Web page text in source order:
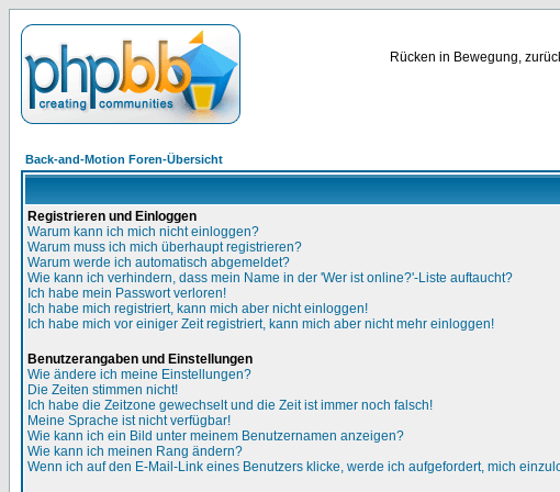
Rücken in Bewegung,
Back-and-Motion Foren-Übersicht
Registrieren und Einloggen
Warum kann ich mich nicht einloggen?
Warum muss ich mich überhaupt registrieren?
Warum werde ich automatisch abgemeldet?
Wie kann ich verhindern, dass mein Name in der 'Wer ist online?'-Liste auftaucht?
Ich habe mein Passwort verloren!
Ich habe mich registriert, kann mich aber nicht einloggen!
Ich habe mich vor einiger Zeit registriert, kann mich aber nicht mehr einloggen!
Benutzerangaben und Einstellungen
Wie ändere ich meine Einstellungen?
Die Zeiten stimmen nicht!
Ich habe die Zeitzone gewechselt und die Zeit ist immer noch falsch!
Meine Sprache ist nicht verfügbar!
Wie kann ich ein Bild unter meinem Benutzernamen anzeigen?
Wie kann ich meinen Rang ändern?
Wenn ich auf den E-Mail-Link eines Benutzers klicke, werde ich aufgefordert, mich